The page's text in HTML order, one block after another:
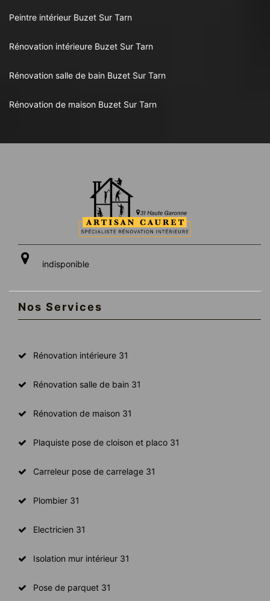
Peintre intérieur Buzet Sur Tarn
Rénovation intérieure Buzet Sur Tarn
Rénovation salle de bain Buzet Sur Tarn
Rénovation de maison Buzet Sur Tarn
indisponible
Nos Services
Rénovation intérieure 31
Rénovation salle de bain 31
Rénovation de maison 31
Plaquiste pose de cloison et placo 31
Carreleur pose de carrelage 31
Plombier 31
Electricien 31
Isolation mur intérieur 31
Pose de parquet 31